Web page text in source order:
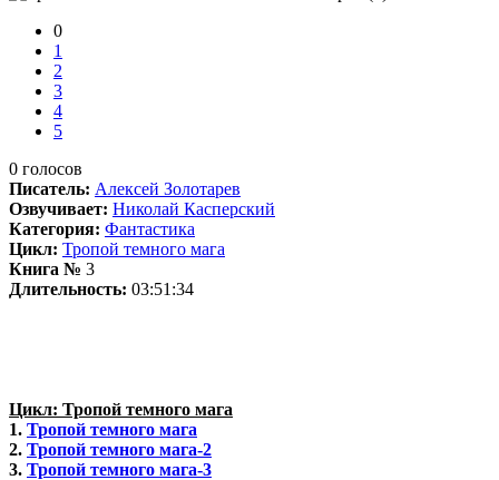
0
1
2
3
4
5
0 голосов
Писатель: Алексей Золотарев
Озвучивает: Николай Касперский
Категория: Фантастика
Цикл: Тропой темного мага
Книга № 3
Длительность: 03:51:34
Цикл: Тропой темного мага
1. Тропой темного мага
2. Тропой темного мага-2
3. Тропой темного мага-3